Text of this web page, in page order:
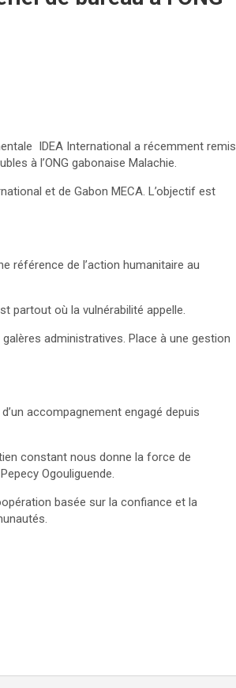
IDEA International a récemment remis
à l’ONG gabonaise Malachie.
et de Gabon MECA. L’objectif est
référence de l’action humanitaire au
partout où la vulnérabilité appelle.
administratives. Place à une gestion
accompagnement engagé depuis
constant nous donne la force de
Ogouliguende.
basée sur la confiance et la